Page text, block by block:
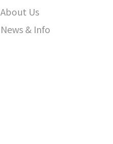
About Us
News & Info